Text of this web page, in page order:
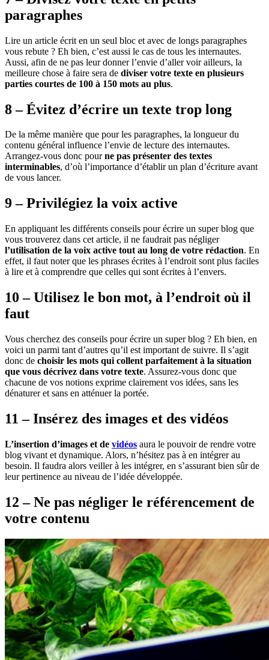
paragraphes
Lire un article écrit en un seul bloc et avec de longs paragraphes
vous rebute ? Eh bien, c’est aussi le cas de tous les internautes.
Aussi, afin de ne pas leur donner l’envie d’aller voir ailleurs, la
meilleure chose à faire sera de diviser votre texte en plusieurs
parties courtes de 100 à 150 mots au plus.
8 – Évitez d’écrire un texte trop long
De la même manière que pour les paragraphes, la longueur du
contenu général influence l’envie de lecture des internautes.
Arrangez-vous donc pourne pas présenter des textes
interminables, d’où l’importance d’établir un plan d’écriture avant
de vous lancer.
9 – Privilégiez la voix active
En appliquant les différents conseils pour écrire un super blog que
vous trouverez dans cet article, il ne faudrait pas négliger
l’utilisation de la voix active tout au long de votre rédaction. En
effet, il faut noter que les phrases écrites à l’endroit sont plus faciles
à lire et à comprendre que celles qui sont écrites à l’envers.
10 – Utilisez le bon mot, à l’endroit où il
faut
Vous cherchez des conseils pour écrire un super blog ? Eh bien, en
voici un parmi tant d’autres qu’il est important de suivre. Il s’agit
donc de choisir les mots qui collent parfaitement à la situation
que vous décrivez dans votre texte. Assurez-vous donc que
chacune de vos notions exprime clairement vos idées, sans les
dénaturer et sans en atténuer la portée.
11 – Insérez des images et des vidéos
L’insertion d’images et de vidéos aura le pouvoir de rendre votre
blog vivant et dynamique. Alors, n’hésitez pas à en intégrer au
besoin. Il faudra alors veiller à les intégrer, en s’assurant bien sûr de
leur pertinence au niveau de l’idée développée.
12 – Ne pas négliger le référencement de
votre contenu